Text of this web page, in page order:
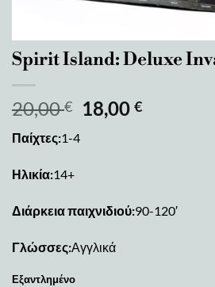
Spirit Island: Deluxe
20,00€ 18,00€
Παίχτες:1-4
Ηλικία:14+
Διάρκεια παιχνιδιού:90-120′
Γλώσσες:Αγγλικά
Εξαντλημένο